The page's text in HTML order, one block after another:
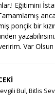
Eğitimini
ponçik bir
Var
Bul, Bitlis